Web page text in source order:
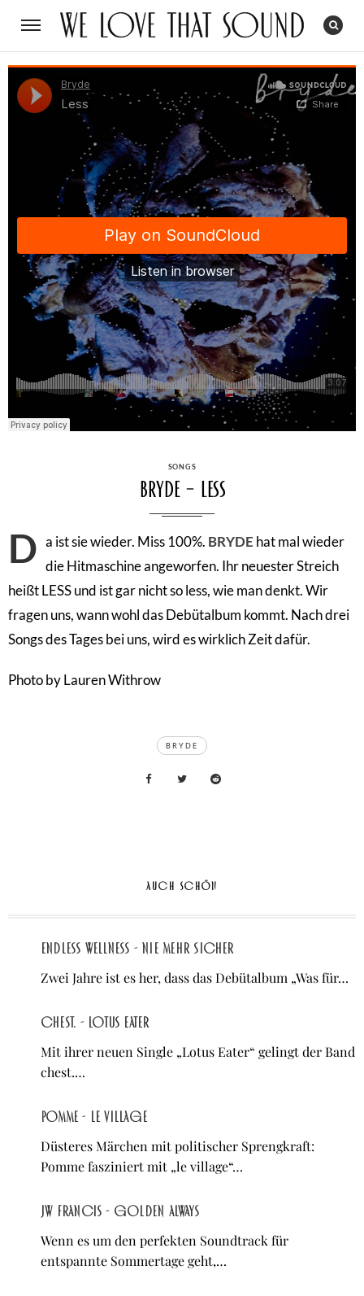
CATEGORIES
SONGS
Bryde – Less
D a ist sie wieder. Miss 100%. BRYDE hat mal wieder
die Hitmaschine angeworfen. Ihr neuester Streich
heißt LESS und ist gar nicht so less, wie man denkt. Wir
fragen uns, wann wohl das Debütalbum kommt. Nach drei
Songs des Tages bei uns, wird es wirklich Zeit dafür.
Photo by Lauren Withrow
BRYDE
AUCH SCHÖN
Endless Wellness - Nie mehr sicher
Zwei Jahre ist es her, dass das Debütalbum „Was für…
chest. - Lotus Eater
Mit ihrer neuen Single „Lotus Eater“ gelingt der Band
chest.…
Pomme - le village
Düsteres Märchen mit politischer Sprengkraft:
Pomme fasziniert mit „le village“…
JW Francis - Golden Always
Wenn es um den perfekten Soundtrack für
entspannte Sommertage geht,…